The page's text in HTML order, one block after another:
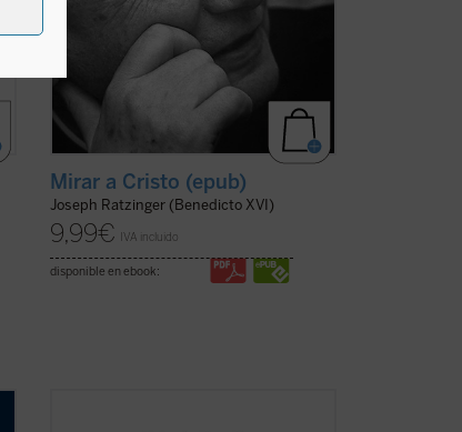
Mirar a Cristo (epub)
Joseph Ratzinger (Benedicto XVI)
9,99€ IVA incluido
disponible en ebook: